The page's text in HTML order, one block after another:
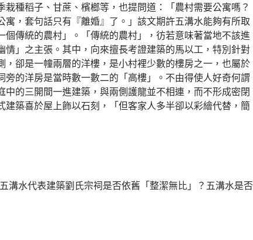
種稻子、甘蔗、檳榔等，也提問道：「農村需要公寓嗎？
，套句話只有『離婚』了。」該文期許五溝水能夠有所取
傳統的農村」。「傳統的農村」，彷若意味著當地不該進
」之主張。其中，向來擅長考證建築的馬以工，特別針對
卻是一幢兩層的洋樓，是小村裡少數的樓房之一，也屬於
的洋房是當時數一數二的「高樓」。不由得使人好奇何謂
的三開間一進建築，與兩側護龍並不相連，而不形成密閉
築喜於屋上飾以石刻，「但客家人多半卻以彩繪代替，簡
溝水代表建築劉氏宗祠是否依舊「整潔無比」？五溝水是否